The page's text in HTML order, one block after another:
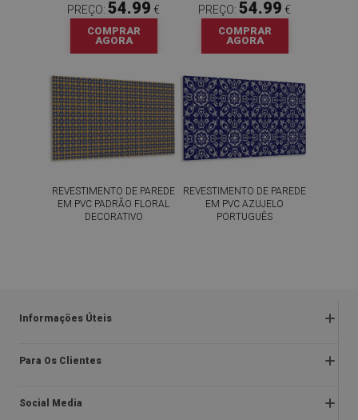
PREÇO: 54.99 €
COMPRAR
AGORA
PREÇO: 54.99 €
COMPRAR
AGORA
REVESTIMENTO DE PAREDE
EM PVC PADRÃO FLORAL
DECORATIVO
REVESTIMENTO DE PAREDE
EM PVC AZUJELO
PORTUGUÊS
Informações Úteis
Devoluções e reclamações
Política de privacidade e cookies
Para Os Clientes
Sobre nós
Social Media